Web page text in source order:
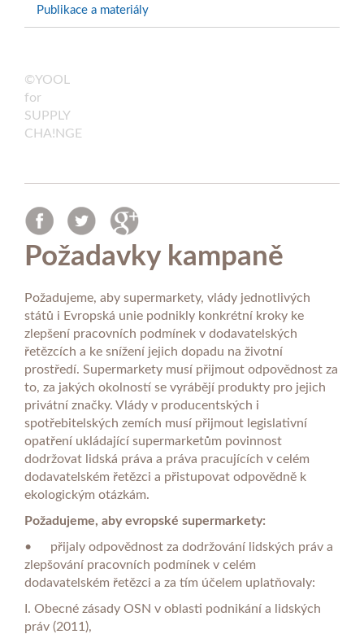
Publikace a materiály
©YOOL
for
SUPPLY
CHA!NGE
Požadavky kampaně
Požadujeme, aby supermarkety, vlády jednotlivých
států i Evropská unie podnikly konkrétní kroky ke
zlepšení pracovních podmínek v dodavatelských
řetězcích a ke snížení jejich dopadu na životní
prostředí. Supermarkety musí přijmout odpovědnost za
to, za jakých okolností se vyrábějí produkty pro jejich
privátní značky. Vlády v producentských i
spotřebitelských zemích musí přijmout legislativní
opatření ukládající supermarketům povinnost
dodržovat lidská práva a práva pracujících v celém
dodavatelském řetězci a přistupovat odpovědně k
ekologickým otázkám.
Požadujeme, aby evropské supermarkety:
•
přijaly odpovědnost za dodržování lidských práv a
zlepšování pracovních podmínek v celém
dodavatelském řetězci a za tím účelem uplatňovaly:
I. Obecné zásady OSN v oblasti podnikání a lidských
práv (2011),